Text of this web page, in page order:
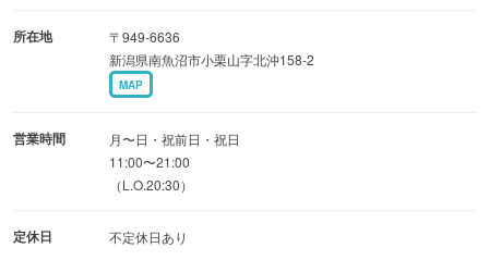
お楽しみください。
◆心和む贅沢なひとときを
アットホームな雰囲気の中、日常を忘れてゆっくりとお過
ごしいただけます。
木の温もりに包まれた居心地の良い空間で、ご家族やご友
人と、
所在地
〒949-6636
新潟県南魚沼市小栗山字北沖158-2
MAP
営業時間
月〜日・祝前日・祝日
11:00〜21:00
（L.O.20:30）
定休日 不定休日あり